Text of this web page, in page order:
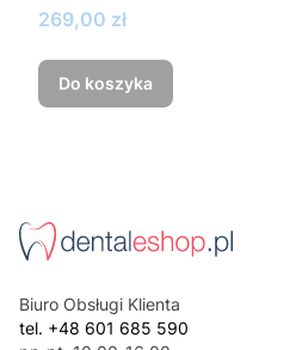
Cena
269,00 zł
Do koszyka
Biuro Obsługi Klienta
tel. +48 601 685 590